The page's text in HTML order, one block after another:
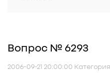
Вопрос № 6293
2006-09-21 20:00:00